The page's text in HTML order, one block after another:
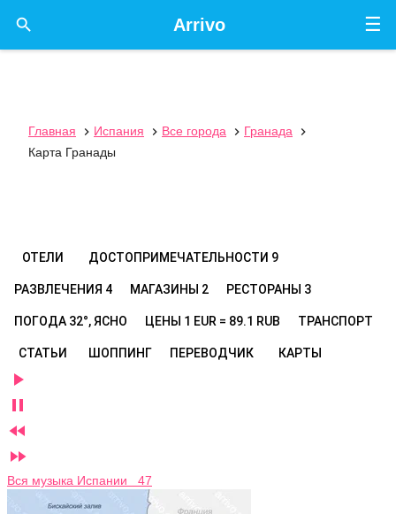
☰
Arrivo

Главная  Испания  Все города  Гранада

Карта Гранады
ОТЕЛИ ДОСТОПРИМЕЧАТЕЛЬНОСТИ 9
РАЗВЛЕЧЕНИЯ 4 МАГАЗИНЫ 2 РЕСТОРАНЫ 3
ПОГОДА 32°, ЯСНО ЦЕНЫ 1 EUR = 89.1 RUB ТРАНСПОРТ
СТАТЬИ ШОППИНГ ПЕРЕВОДЧИК КАРТЫ




Вся музыка Испании 47